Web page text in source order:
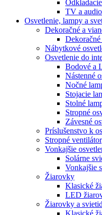
TV a
Osvetlenie, lampy a
Dekoračné a
Nábytkové
Osvetlenie do
Bodové a
Nástenné
Nočné
Stojacie
Stolné
Stropné
Závesné
Príslušenstvo k
Stropné
Vonkajšie
Solárne
Vonkajšie
Žiarovky
Klasické
LED
Žiarovky a
Klasické